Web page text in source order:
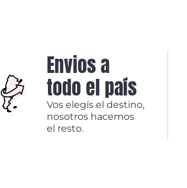
Envios a
todo el país
Vos elegís el destino,
nosotros hacemos
el resto.